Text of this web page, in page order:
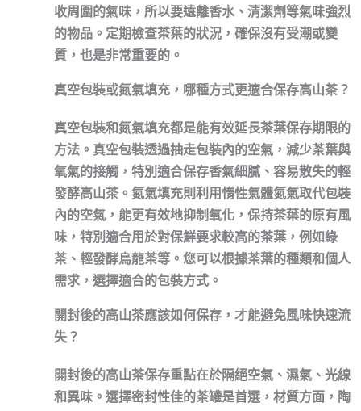
收周圍的氣味，所以要遠離香水、清潔劑等氣味強烈
的物品。定期檢查茶葉的狀況，確保沒有受潮或變
質，也是非常重要的。
真空包裝或氮氣填充，哪種方式更適合保存高山茶？
真空包裝和氮氣填充都是能有效延長茶葉保存期限的
方法。 真空包裝透過抽走包裝內的空氣，減少茶葉與
氧氣的接觸， 特別適合保存香氣細膩、容易散失的輕
發酵高山茶。 氮氣填充則利用惰性氣體氮氣取代包裝
內的空氣， 能更有效地抑制氧化，保持茶葉的原有風
味，特別適合用於對保鮮要求較高的茶葉，例如綠
茶、輕發酵烏龍茶等。您可以根據茶葉的種類和個人
需求，選擇適合的包裝方式。
開封後的高山茶應該如何保存，才能避免風味快速流
失？
開封後的高山茶保存重點在於隔絕空氣、濕氣、光線
和異味。選擇密封性佳的茶罐是首選，材質方面，陶